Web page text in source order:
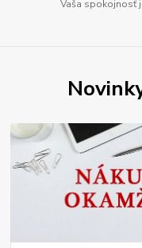
Vaša spokojnosť